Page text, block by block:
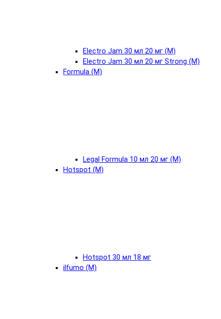
Electro Jam 30 мл 20 мг (М)
Electro Jam 30 мл 20 мг Strong (М)
Formula (М)
Legal Formula 10 мл 20 мг (М)
Hotspot (М)
Hotspot 30 мл 18 мг
ilfumo (М)